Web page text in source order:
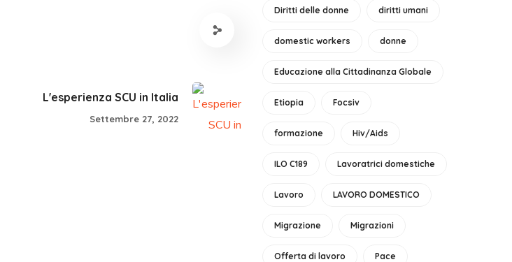
L'esperienza SCU in Italia
Settembre 27, 2022
Diritti delle donne diritti umani
domestic workers donne
Educazione alla Cittadinanza Globale
Etiopia Focsiv
formazione Hiv/Aids
ILO C189 Lavoratrici domestiche
Lavoro LAVORO DOMESTICO
Migrazione Migrazioni
Offerta di lavoro Pace